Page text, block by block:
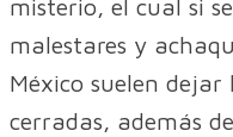
misterio, el cual si
malestares y
México suelen
cerradas, además